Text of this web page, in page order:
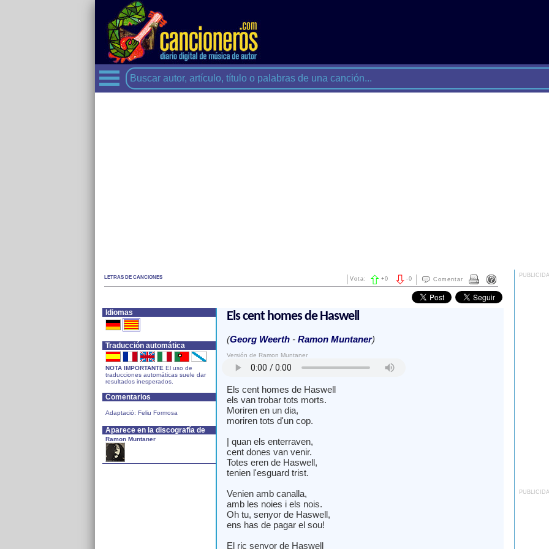
LETRAS DE CANCIONES Comentar
-0
Vota: +0
Idiomas
Traducción automática
NOTA IMPORTANTE El uso de
traducciones automáticas suele dar
resultados inesperados.
Comentarios
Adaptació: Feliu Formosa
Aparece en la discografía de
Ramon Muntaner
Els cent homes de Haswell
(Georg Weerth- Ramon Muntaner)
Versión de Ramon Muntaner
Els cent homes de Haswell
els van trobar tots morts.
Moriren en un dia,
moriren tots d'un cop.
| quan els enterraven,
cent dones van venir.
Totes eren de Haswell,
tenien l'esguard trist.
Venien amb canalla,
amb les noies i els nois.
Oh tu, senyor de Haswell,
ens has de pagar el sou!
El ric senyor de Haswell